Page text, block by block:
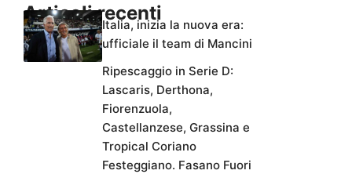
Articoli recenti
Italia, inizia la nuova era:
ufficiale il team di Mancini
Ripescaggio in Serie D:
Lascaris, Derthona,
Fiorenzuola,
Castellanzese, Grassina e
Tropical Coriano
Festeggiano. Fasano Fuori